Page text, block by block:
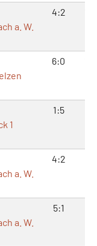
a. W.
4:2
6:0
1
1:5
a. W.
4:2
a. W.
5:1